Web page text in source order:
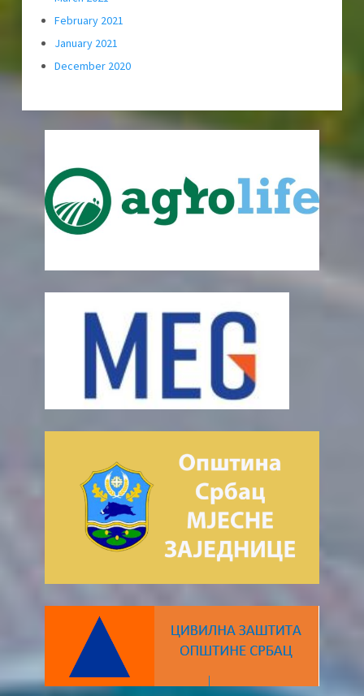
February 2021
January 2021
December 2020